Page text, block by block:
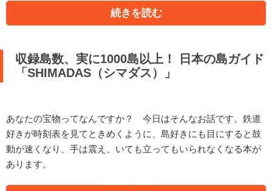
続きを読む
収録島数、実に1000島以上！ 日本の島ガイド
「SHIMADAS（シマダス）」
あなたの宝物ってなんですか？ 今日はそんなお話です。鉄道
好きが時刻表を見てときめくように、島好きにも目にすると鼓
動が速くなり、手は震え、いても立ってもいられなくなる本が
あります。